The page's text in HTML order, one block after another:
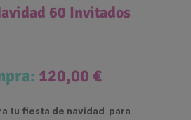
60 Invitados
120,00 €
tu fiesta de navidad para